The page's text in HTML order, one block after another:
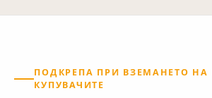
ПОДКРЕПА ПРИ ВЗЕМАНЕТО НА
КУПУВАЧИТЕ